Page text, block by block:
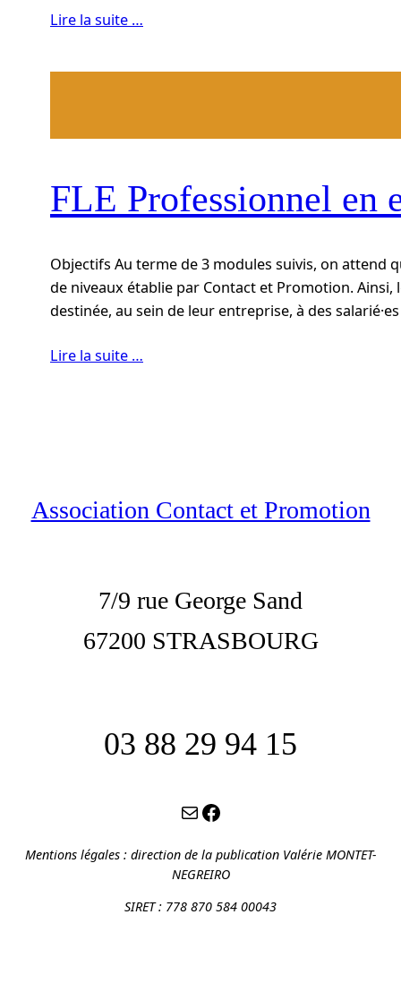
Lire la suite …
FLE Professionnel en
Objectifs Au terme de 3 modules suivis, on attend
de niveaux établie par Contact et Promotion.
destinée, au sein de leur entreprise, à des
Lire la suite …
Association Contact et Promotion
7/9 rue George Sand
67200 STRASBOURG
03 88 29 94 15
association@contact-promotion.org https://www.facebook.com/contact.promotion
Mentions légales : direction de la publication Valérie MONTET-
NEGREIRO
SIRET : 778 870 584 00043